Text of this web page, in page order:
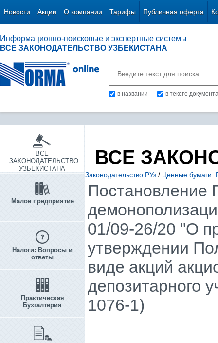
Новости Акции О компании Тарифы Публичная оферта
Информационно-поисковые и экспертные системы
ВСЕ ЗАКОНОДАТЕЛЬСТВО УЗБЕКИСТАНА
в названии в тексте документа
ВСЕ
ЗАКОНОДАТЕЛЬСТВО
УЗБЕКИСТАНА
Малое предприятие
Налоги: Вопросы и
ответы
Практическая
Бухгалтерия
ВСЕ
Законодательство РУз / Ценные бумаги.
Постановление
01/09-26/20 "О
утверждении
виде акций
депозитарного
1076-1)